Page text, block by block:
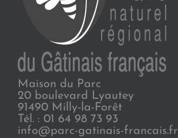
Maison du Parc
20 boulevard Lyautey
91490 Milly-la-Forêt
Tél. : 01 64 98 73 93
info@parc-gatinais-francais.fr